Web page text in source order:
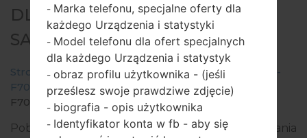
DLA: SM-F7070 -
SAMSUNGGALAXY Z FLIP 5G
Strona startowa →Galaxy Z Flip 5G →SamsungSM-
F7070
→SM-
F7070_2_20210309181306_w48chhxaoz_fac.zip
Pobierz najnowszą aktualizację oprogramowania
- Marka telefonu, specjalne oferty dla
każdego Urządzenia i statystyki
- Model telefonu dla ofert specjalnych
dla każdego Urządzenia i statystyk
- obraz profilu użytkownika - (jeśli
prześlesz swoje prawdziwe zdjęcie)
- biografia - opis użytkownika
- Identyfikator konta w fb - aby się